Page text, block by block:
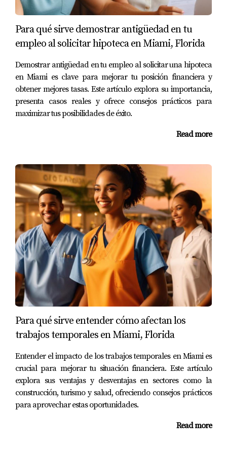
al intentar obtener un préstamo personal para financiar
convencidos de su capacidad para generar ingresos
estables debido a su empleo temporal. Sin embargo,
Laura no se rindió; comenzó a documentar todos sus
ingresos y gastos mensuales meticulosamente y presentó
esta información junto con su solicitud. Finalmente, logró
obtener el préstamo necesario gracias a su perseverancia
y organización.
Miguel había trabajado en varios empleos temporales
durante años, pero siempre había mantenido un buen
historial crediticio. Cuando decidió solicitar un préstamo
para comprar un automóvil, se sintió confiado debido a
su puntaje crediticio alto. Sin embargo, al momento de la
evaluación, el prestamista le pidió más documentación
sobre sus ingresos laborales recientes. Miguel se dio
cuenta de que aunque su crédito era sólido, la falta de
estabilidad laboral podía jugar en su contra. Para
fortalecer su solicitud, decidió incluir cartas de
recomendación de sus empleadores temporales que
confirmaban su desempeño y compromiso laboral.
Consejos para mejorar tu perfil
financiero
Si te encuentras en una situación similar a la de Esteban,
Laura o Miguel, aquí hay algunos consejos prácticos que
pueden ayudarte a mejorar tu perfil financiero y
aumentar tus posibilidades de obtener un préstamo:
Para qué sirve demostrar antigüedad en tu
empleo al solicitar hipoteca en Miami, Florida
Demostrar antigüedad en tu empleo al solicitar una hipoteca
en Miami es clave para mejorar tu posición financiera y
obtener mejores tasas. Este artículo explora su importancia,
presenta casos reales y ofrece consejos prácticos para
maximizar tus posibilidades de éxito.
Read more
Para qué sirve entender cómo afectan los
trabajos temporales en Miami, Florida
Entender el impacto de los trabajos temporales en Miami es
crucial para mejorar tu situación financiera. Este artículo
explora sus ventajas y desventajas en sectores como la
construcción, turismo y salud, ofreciendo consejos prácticos
para aprovechar estas oportunidades.
Read more